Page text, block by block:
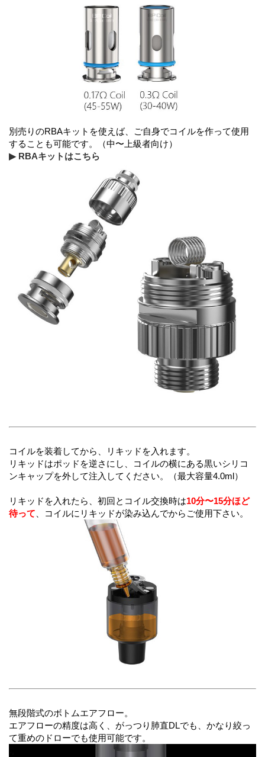
別売りのRBAキットを使えば、ご自身でコイルを作って使用
することも可能です。（中〜上級者向け）
▶ RBAキットはこちら
コイルを装着してから、リキッドを入れます。
リキッドはポッドを逆さにし、コイルの横にある黒いシリコ
ンキャップを外して注入してください。（最大容量4.0ml）
リキッドを入れたら、初回とコイル交換時は10分〜15分ほど
待って 、コイルにリキッドが染み込んでからご使用下さい。
無段階式のボトムエアフロー。
エアフローの精度は高く、がっつり肺直DLでも、かなり絞っ
て重めのドローでも使用可能です。